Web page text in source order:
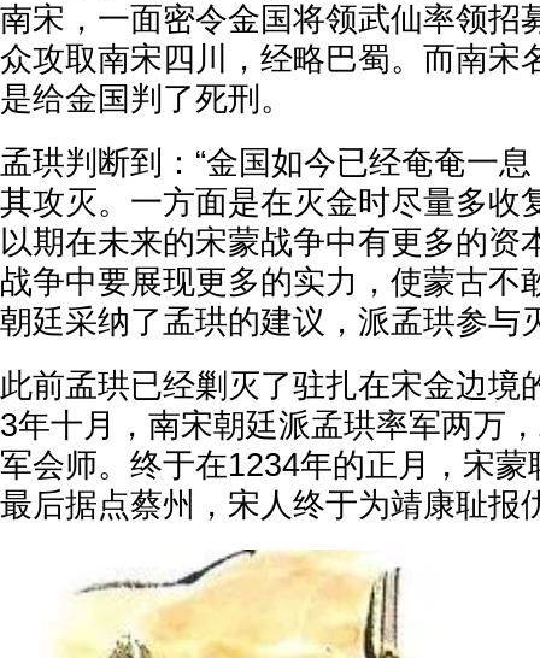
南宋，一面密令金国将领武仙率领招
众攻取南宋四川，经略巴蜀。而南宋
是给金国判了死刑。
孟珙判断到：“金国如今已经奄奄一
其攻灭。一方面是在灭金时尽量多收
以期在未来的宋蒙战争中有更多的资
战争中要展现更多的实力，使蒙古不
朝廷采纳了孟珙的建议，派孟珙参与
此前孟珙已经剿灭了驻扎在宋金边境
3年十月，南宋朝廷派孟珙率军两万
军会师。终于在1234年的正月，宋
最后据点蔡州，宋人终于为靖康耻报